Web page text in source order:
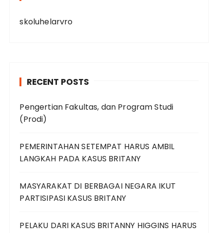
skoluhelarvro
RECENT POSTS
Pengertian Fakultas, dan Program Studi
(Prodi)
PEMERINTAHAN SETEMPAT HARUS AMBIL
LANGKAH PADA KASUS BRITANY
MASYARAKAT DI BERBAGAI NEGARA IKUT
PARTISIPASI KASUS BRITANY
PELAKU DARI KASUS BRITANNY HIGGINS HARUS